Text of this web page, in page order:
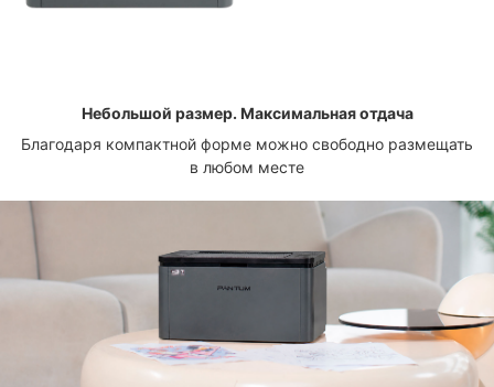
Небольшой размер. Максимальная отдача
Благодаря компактной форме можно свободно размещать
в любом месте